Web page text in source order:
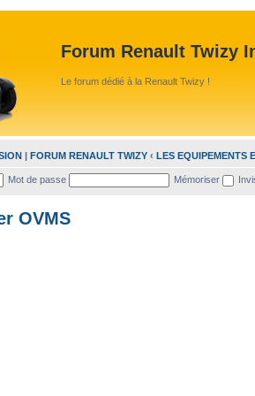
Forum Renault Twizy
Le forum dédié à la Renault Twizy !
| FORUM RENAULT TWIZY ‹ LES EQUIPEMENTS
Mot de passe Mémoriser
OVMS